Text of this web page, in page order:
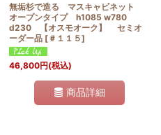
無垢杉で造る マスキャビネット
オープンタイプ h1085 w780
d230 【オスモオーク】 セミオ
ーダー品 [ ＃１１５]
46,800円(税込)
商品詳細